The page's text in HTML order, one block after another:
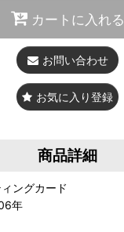
カートに入れる
お問い合わせ
お気に入り登録
商品詳細
ングカード
年